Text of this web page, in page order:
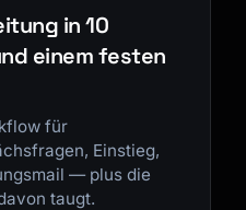
in 10
einem festen
für
Einstieg,
— plus die
taugt.